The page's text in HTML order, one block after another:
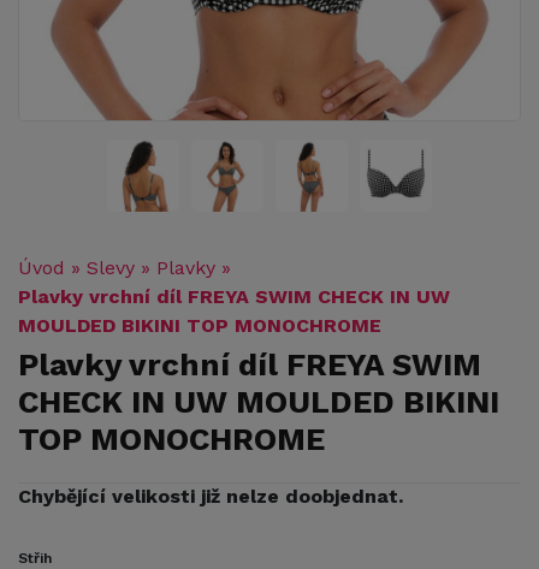
Úvod » Slevy » Plavky »
Plavky vrchní díl FREYA SWIM CHECK IN UW
MOULDED BIKINI TOP MONOCHROME
Plavky vrchní díl FREYA SWIM
CHECK IN UW MOULDED BIKINI
TOP MONOCHROME
Chybějící velikosti již nelze doobjednat.
Střih